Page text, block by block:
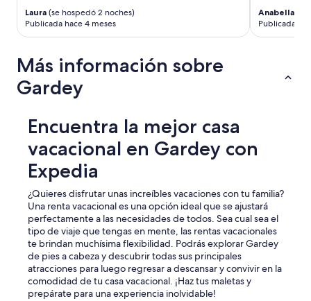
Laura (se hospedó 2 noches)
Publicada hace 4 meses
Anabella
Publicada
Más información sobre
Gardey
Encuentra la mejor casa
vacacional en Gardey con
Expedia
¿Quieres disfrutar unas increíbles vacaciones con tu familia?
Una renta vacacional es una opción ideal que se ajustará
perfectamente a las necesidades de todos. Sea cual sea el
tipo de viaje que tengas en mente, las rentas vacacionales
te brindan muchísima flexibilidad. Podrás explorar Gardey
de pies a cabeza y descubrir todas sus principales
atracciones para luego regresar a descansar y convivir en la
comodidad de tu casa vacacional. ¡Haz tus maletas y
prepárate para una experiencia inolvidable!